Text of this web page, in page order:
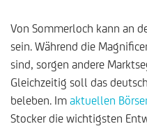
Von Sommerloch kann an
sein. Während die
sind, sorgen andere
Gleichzeitig soll das
beleben. Im aktuellen
Stocker die wichtigsten